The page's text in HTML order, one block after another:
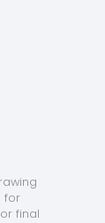
for
final